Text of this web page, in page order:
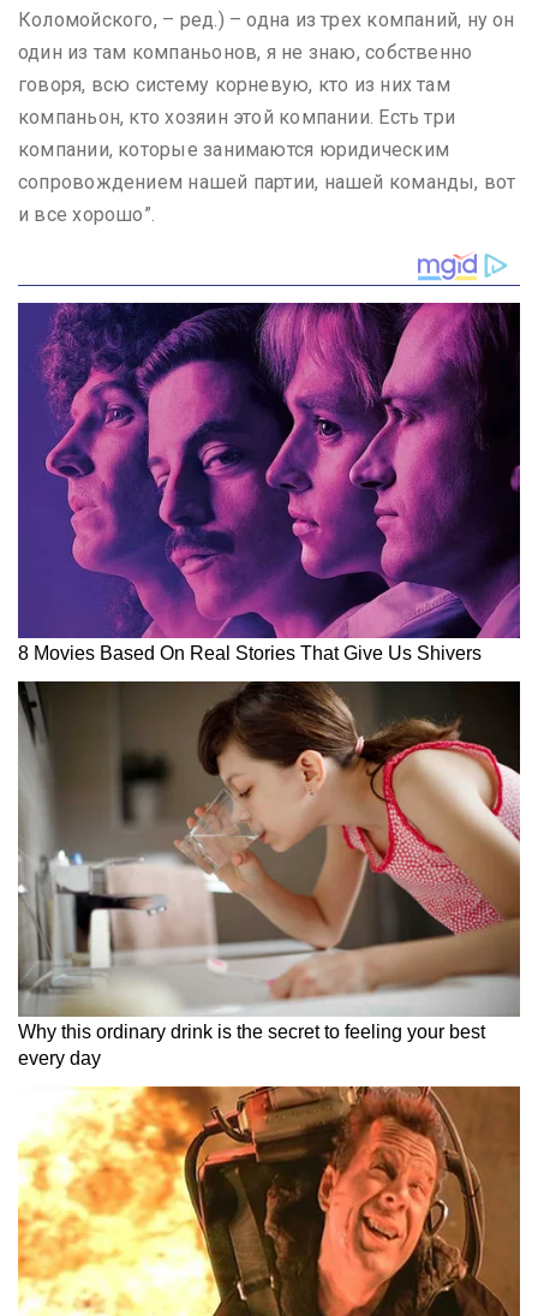
Коломойского, – ред.) – одна из трех компаний, ну он
один из там компаньонов, я не знаю, собственно
говоря, всю систему корневую, кто из них там
компаньон, кто хозяин этой компании. Есть три
компании, которые занимаются юридическим
сопровождением нашей партии, нашей команды, вот
и все хорошо”.